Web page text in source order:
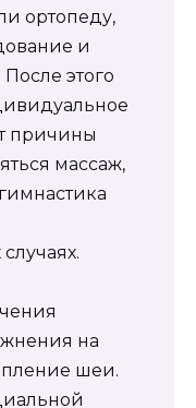
ортопеду,
и
этого
причины
массаж,
на
шеи.